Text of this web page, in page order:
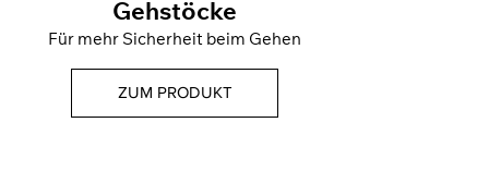
Gehstöcke
Für mehr Sicherheit beim Gehen
ZUM PRODUKT